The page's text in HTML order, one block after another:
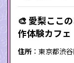
🎨 愛梨ここ
作体験カフェ
住所 ：東京都渋